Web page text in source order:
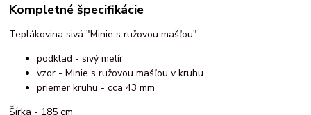
Kompletné špecifikácie
Teplákovina sivá "Minie s ružovou mašľou"
podklad - sivý melír
vzor - Minie s ružovou mašľou v kruhu
priemer kruhu - cca 43 mm
Šírka - 185 cm